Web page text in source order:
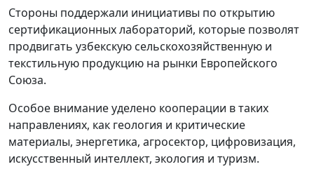
Стороны поддержали инициативы по открытию
сертификационных лабораторий, которые позволят
продвигать узбекскую сельскохозяйственную и
текстильную продукцию на рынки Европейского
Союза.
Особое внимание уделено кооперации в таких
направлениях, как геология и критические
материалы, энергетика, агросектор, цифровизация,
искусственный интеллект, экология и туризм.